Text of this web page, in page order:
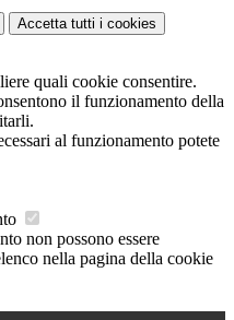
Accetta tutti i cookies
quali cookie consentire.
il funzionamento della
al funzionamento potete
non possono essere
nella pagina della cookie